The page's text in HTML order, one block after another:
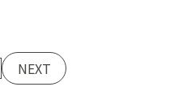
NEXT